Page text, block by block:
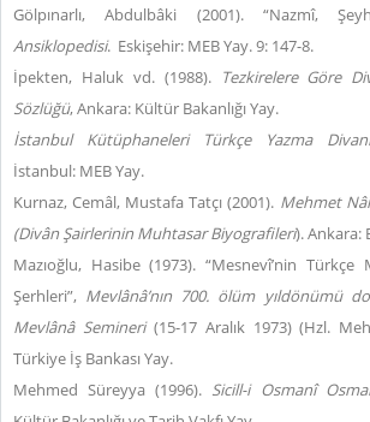
Gölpınarlı, Abdulbâki (2001). “Nazmî,
Ansiklopedisi. Eskişehir: MEB Yay.9: 147-8.
İpekten, Haluk vd. (1988). Tezkirelere Göre
Sözlüğü, Ankara: Kültür Bakanlığı Yay.
İstanbul Kütüphaneleri Türkçe Yazma
İstanbul: MEB Yay.
Kurnaz, Cemâl, Mustafa Tatçı (2001). Mehmet
(Divân Şairlerinin Muhtasar Biyografileri). Ankara:
Mazıoğlu, Hasibe (1973). “Mesnevî’nin
Şerhleri”, Mevlânâ’nın 700. ölüm yıldönümü
Mevlânâ Semineri(15-17 Aralık 1973) (Hzl.
Türkiye İş Bankası Yay.
Mehmed Süreyya (1996). Sicill-i Osmanî